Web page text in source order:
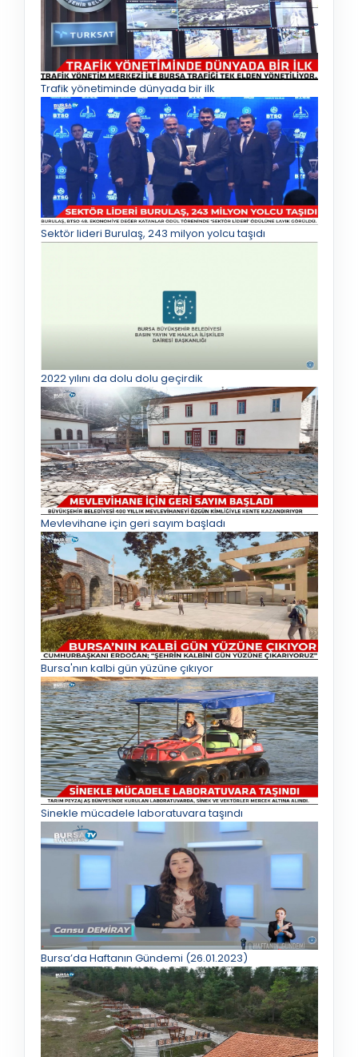
Trafik yönetiminde dünyada bir ilk
Sektör lideri Burulaş, 243 milyon yolcu taşıdı
2022 yılını da dolu dolu geçirdik
Mevlevihane için geri sayım başladı
Bursa'nın kalbi gün yüzüne çıkıyor
Sinekle mücadele laboratuvara taşındı
Bursa’da Haftanın Gündemi (26.01.2023)